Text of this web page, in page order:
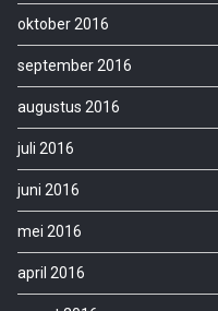
oktober 2016
september 2016
augustus 2016
juli 2016
juni 2016
mei 2016
april 2016